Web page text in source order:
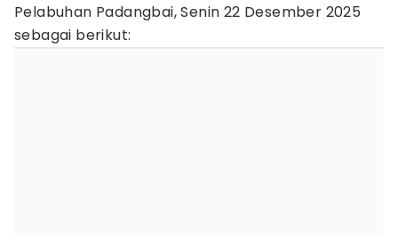
Pelabuhan Padangbai, Senin 22 Desember 2025
sebagai berikut: